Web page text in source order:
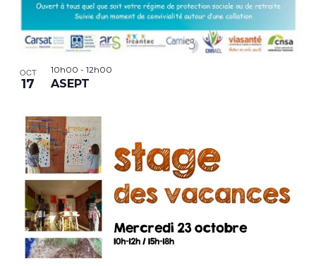
OCT
17
10h00 - 12h00
ASEPT